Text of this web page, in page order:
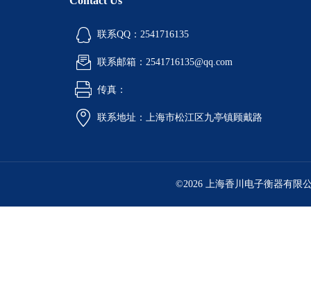
联系QQ：2541716135
联系邮箱：2541716135@qq.com
传真：
联系地址：上海市松江区九亭镇顾戴路
©2026 上海香川电子衡器有限